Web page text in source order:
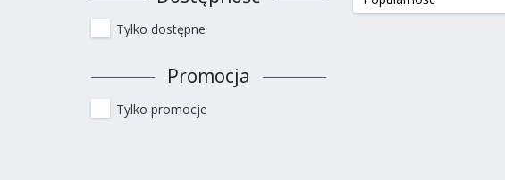
Tylko dostępne
Promocja
Tylko promocje